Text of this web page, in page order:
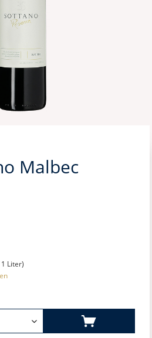
Malbec
Liter)